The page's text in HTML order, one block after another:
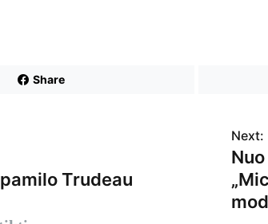
Share
Trudeau
Next: